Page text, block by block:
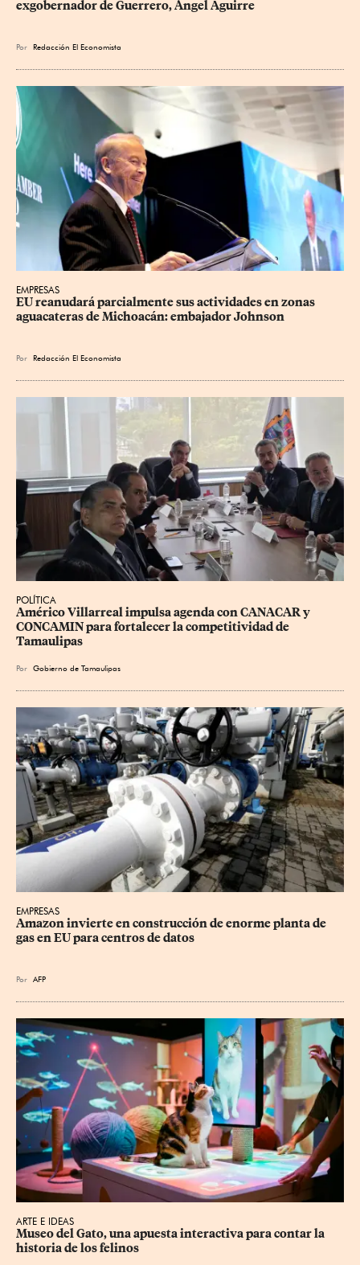
exgobernador de Guerrero, Ángel Aguirre
Por Redacción El Economista
EMPRESAS
EU reanudará parcialmente sus actividades en zonas
aguacateras de Michoacán: embajador Johnson
Por Redacción El Economista
POLÍTICA
Américo Villarreal impulsa agenda con CANACAR y
CONCAMIN para fortalecer la competitividad de
Tamaulipas
Por Gobierno de Tamaulipas
EMPRESAS
Amazon invierte en construcción de enorme planta de
gas en EU para centros de datos
Por AFP
ARTE E IDEAS
Museo del Gato, una apuesta interactiva para contar la
historia de los felinos